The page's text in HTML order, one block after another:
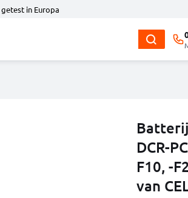
in Europa
Batterij
DCR-
F10, -
van